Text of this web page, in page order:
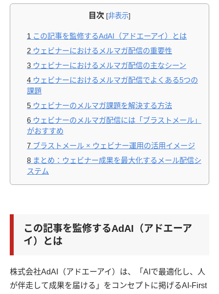
目次 [非表示]
1 この記事を監修するAdAI（アドエーアイ）とは
2 ウェビナーにおけるメルマガ配信の重要性
3 ウェビナーにおけるメルマガ配信の主なシーン
4 ウェビナーにおけるメルマガ配信でよくある5つの
課題
5 ウェビナーのメルマガ課題を解決する方法
6 ウェビナーのメルマガ配信には「ブラストメール」
がおすすめ
7 ブラストメール × ウェビナー運用の活用イメージ
8 まとめ：ウェビナー成果を最大化するメール配信シ
ステム
この記事を監修するAdAI（アドエーア
イ）とは
株式会社AdAI（アドエーアイ）は、「AIで最適化し、人
が伴走して成果を届ける」をコンセプトに掲げるAI-First